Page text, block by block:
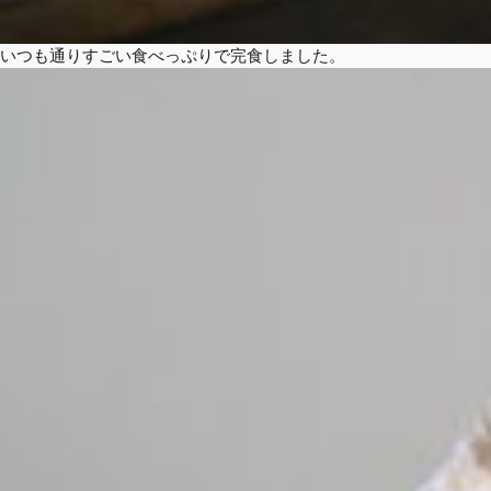
いつも通りすごい食べっぷりで完食しました。